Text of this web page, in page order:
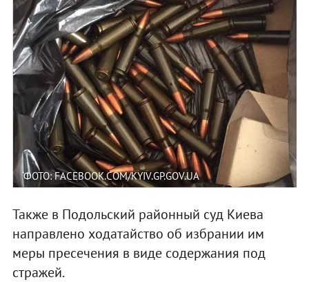
ФОТО: FACEBOOK.COM/KYIV.GP.GOV.UA
Также в Подольский районный суд Киева
направлено ходатайство об избрании им
меры пресечения в виде содержания под
стражей.